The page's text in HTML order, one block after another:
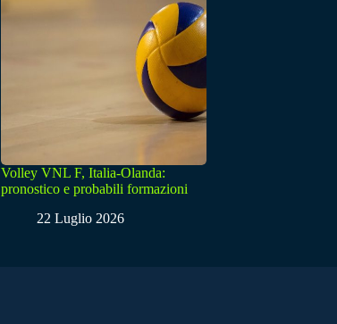
Volley VNL F, Italia-Olanda:
pronostico e probabili formazioni
22 Luglio 2026